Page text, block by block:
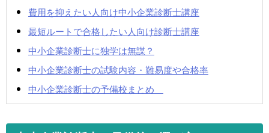
費用を抑えたい人向け中小企業診断士講座
最短ルートで合格したい人向け診断士講座
中小企業診断士に独学は無謀？
中小企業診断士の試験内容・難易度や合格率
中小企業診断士の予備校まとめ